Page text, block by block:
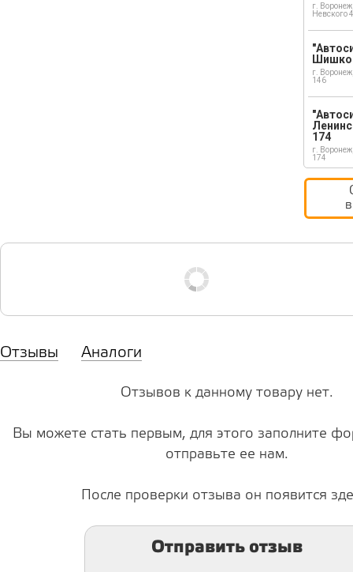
г.
Невского
г.
146
174
г.
174
Отзывы Аналоги
Отзывов к данному товару нет.
Вы можете стать первым, для этого заполните
отправьте ее нам.
После проверки отзыва он появится
Отправить отзыв